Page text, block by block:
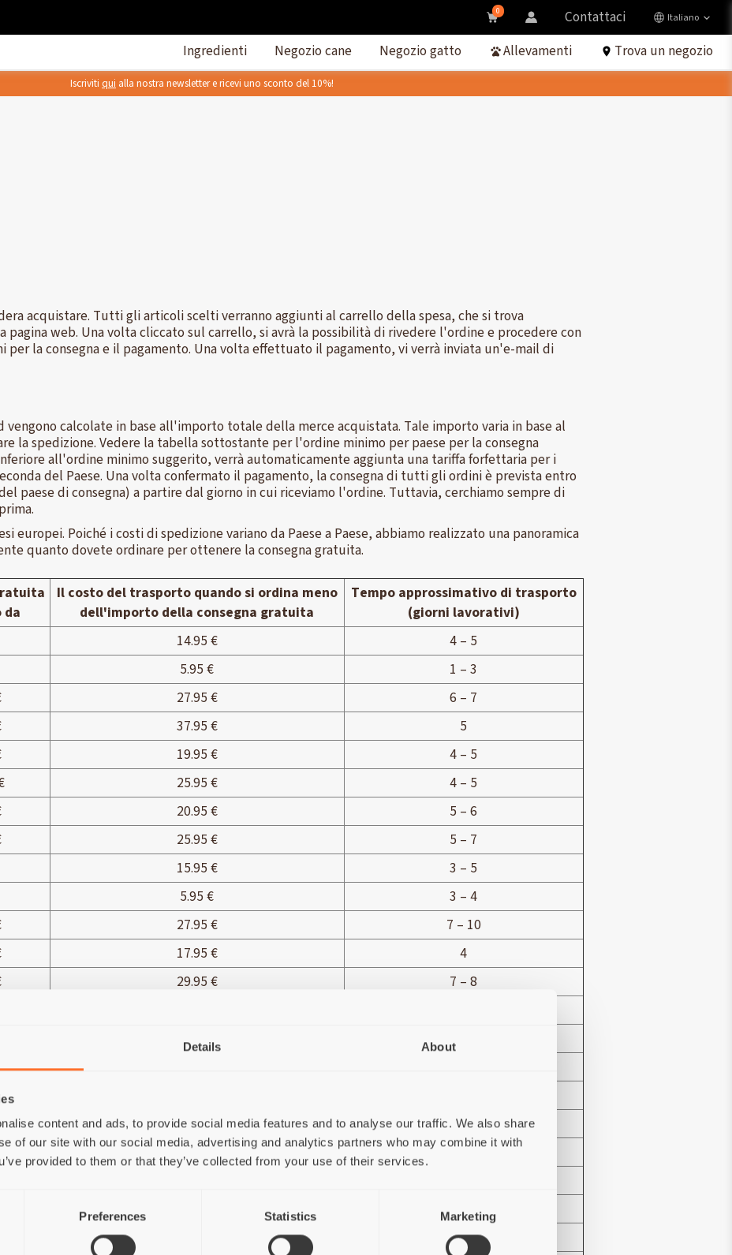
Details About
content and ads, to provide social media features and to analyse our traffic. We also share
of our site with our social media, advertising and analytics partners who may combine it with
provided to them or that they’ve collected from your use of their services.
Preferences Statistics Marketing
0 Contattaci Italiano
Ingredienti Negozio cane Negozio gatto Allevamenti Trova un negozio
Iscriviti qui alla nostra newsletter e ricevi uno sconto del 10%!
acquistare. Tutti gli articoli scelti verranno aggiunti al carrello della spesa, che si trova
web. Una volta cliccato sul carrello, si avrà la possibilità di rivedere l'ordine e procedere con
per la consegna e il pagamento. Una volta effettuato il pagamento, vi verrà inviata un'e-mail di
vengono calcolate in base all'importo totale della merce acquistata. Tale importo varia in base al
la spedizione. Vedere la tabella sottostante per l'ordine minimo per paese per la consegna
all'ordine minimo suggerito, verrà automaticamente aggiunta una tariffa forfettaria per i
del Paese. Una volta confermato il pagamento, la consegna di tutti gli ordini è prevista entro
paese di consegna) a partire dal giorno in cui riceviamo l'ordine. Tuttavia, cerchiamo sempre di
europei. Poiché i costi di spedizione variano da Paese a Paese, abbiamo realizzato una panoramica
quanto dovete ordinare per ottenere la consegna gratuita.
da
Il costo del trasporto quando si ordina meno
dell'importo della consegna gratuita
Tempo approssimativo di trasporto
(giorni lavorativi)
14.95 €
4 – 5
5.95 €
1 – 3
27.95 €
6 – 7
37.95 €
5
19.95 €
4 – 5
25.95 €
4 – 5
20.95 €
5 – 6
25.95 €
5 – 7
15.95 €
3 – 5
5.95 €
3 – 4
27.95 €
7 – 10
17.95 €
4
29.95 €
7 – 8
19.95 €
4-8
9.95 €
1 – 2
5.95 €
3 – 4
4 – 8
5